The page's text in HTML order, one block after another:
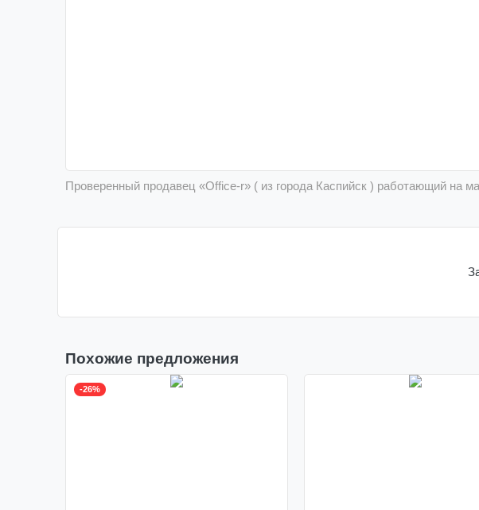
Проверенный продавец «Office-r» ( из города Каспийск ) работающий на
Похожие предложения
-26%